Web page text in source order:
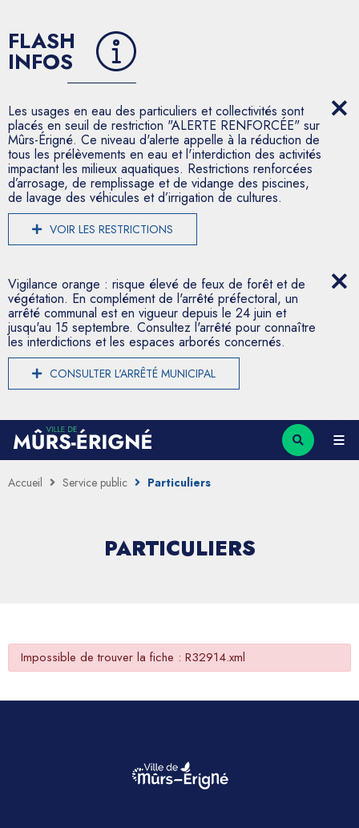
FLASH
INFOS
Les usages en eau des particuliers et collectivités sont
placés en seuil de restriction "ALERTE RENFORCÉE" sur
Mûrs-Érigné. Ce niveau d'alerte appelle à la réduction de
tous les prélèvements en eau et l'interdiction des activités
impactant les milieux aquatiques. Restrictions renforcées
d’arrosage, de remplissage et de vidange des piscines,
de lavage des véhicules et d’irrigation de cultures.
VOIR LES RESTRICTIONS
Vigilance orange : risque élevé de feux de forêt et de
végétation. En complément de l'arrêté préfectoral, un
arrêté communal est en vigueur depuis le 24 juin et
jusqu'au 15 septembre. Consultez l'arrêté pour connaître
les interdictions et les espaces arborés concernés.
CONSULTER L'ARRÊTÉ MUNICIPAL
Accueil Service public Particuliers
PARTICULIERS
Impossible de trouver la fiche : R32914.xml